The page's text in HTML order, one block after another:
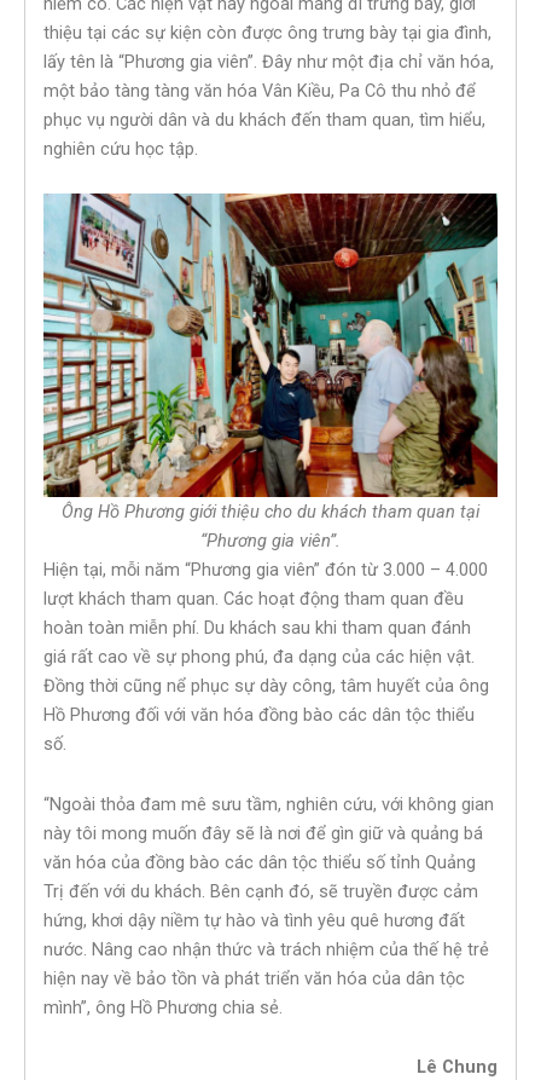
thiệu tại các sự kiện còn được ông trưng bày tại gia đình,
lấy tên là “Phương gia viên”. Đây như một địa chỉ văn hóa,
một bảo tàng tàng văn hóa Vân Kiều, Pa Cô thu nhỏ để
phục vụ người dân và du khách đến tham quan, tìm hiểu,
nghiên cứu học tập.
Ông Hồ Phương giới thiệu cho du khách tham quan tại
“Phương gia viên”.
Hiện tại, mỗi năm “Phương gia viên” đón từ 3.000 – 4.000
lượt khách tham quan. Các hoạt động tham quan đều
hoàn toàn miễn phí. Du khách sau khi tham quan đánh
giá rất cao về sự phong phú, đa dạng của các hiện vật.
Đồng thời cũng nể phục sự dày công, tâm huyết của ông
Hồ Phương đối với văn hóa đồng bào các dân tộc thiểu
số.
“Ngoài thỏa đam mê sưu tầm, nghiên cứu, với không gian
này tôi mong muốn đây sẽ là nơi để gìn giữ và quảng bá
văn hóa của đồng bào các dân tộc thiểu số tỉnh Quảng
Trị đến với du khách. Bên cạnh đó, sẽ truyền được cảm
hứng, khơi dậy niềm tự hào và tình yêu quê hương đất
nước. Nâng cao nhận thức và trách nhiệm của thế hệ trẻ
hiện nay về bảo tồn và phát triển văn hóa của dân tộc
mình”, ông Hồ Phương chia sẻ.
Lê Chung